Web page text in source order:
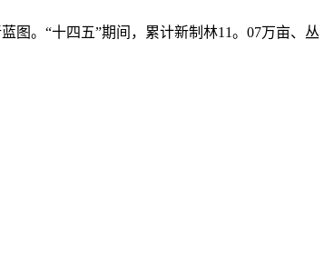
图。“十四五”期间，累计新制林11。07万亩、丛